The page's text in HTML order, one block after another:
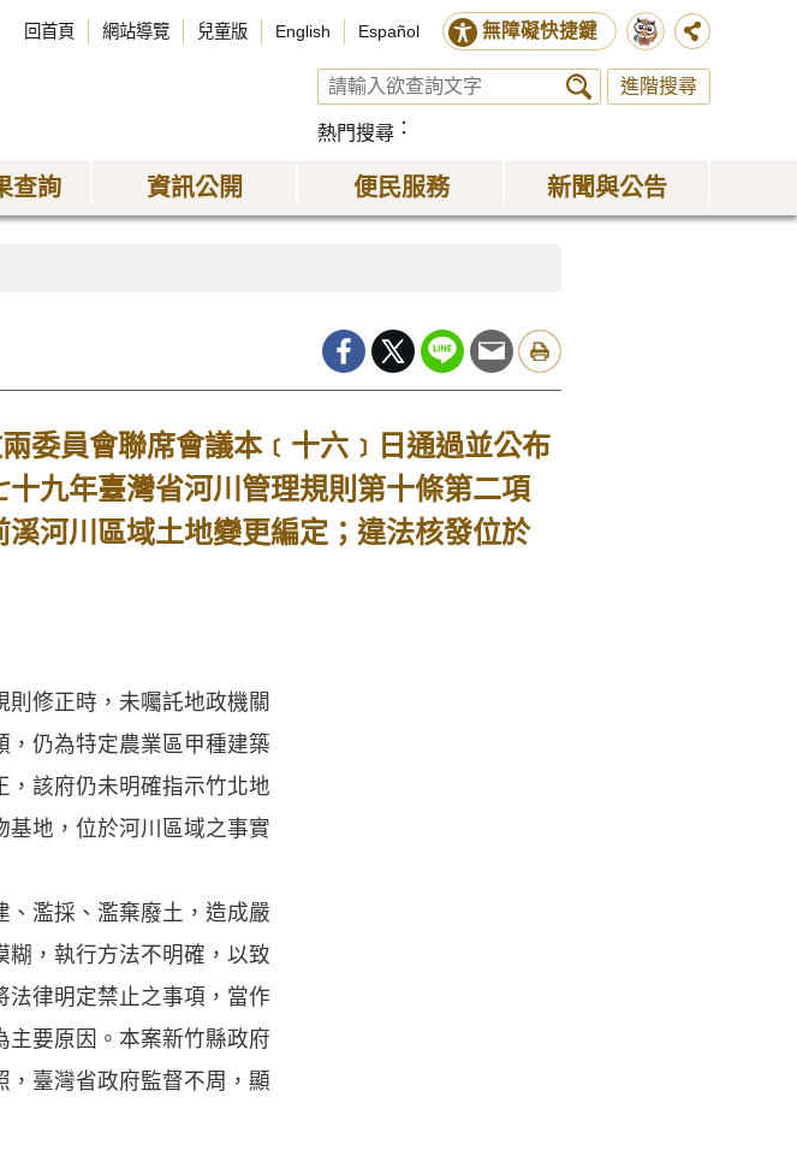
回首頁 網站導覽 兒童版 English Español 無障礙快捷鍵
進階搜尋
熱門搜尋
查詢 資訊公開 便民服務 新聞與公告
員會聯席會議本﹝十六﹞日通過並公布
九年臺灣省河川管理規則第十條第二項
河川區域土地變更編定；違法核發位於
修正時，未囑託地政機關
仍為特定農業區甲種建築
，該府仍未明確指示竹北地
地，位於河川區域之事實
濫採、濫棄廢土，造成嚴
糊，執行方法不明確，以致
律明定禁止之事項，當作
要原因。本案新竹縣政府
，臺灣省政府監督不周，顯